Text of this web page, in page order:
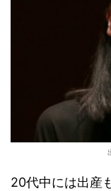
20代中には出産